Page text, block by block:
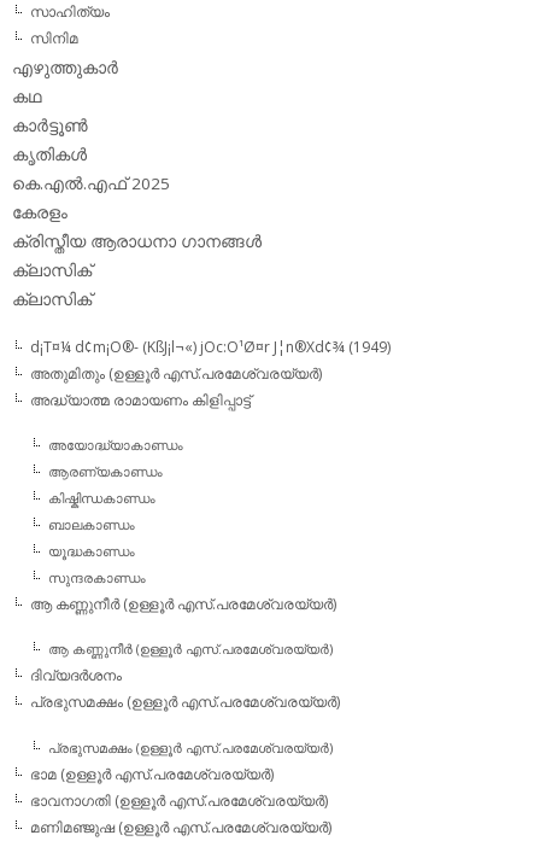
സാഹിത്യം
സിനിമ
എഴുത്തുകാര്‍
കഥ
കാര്‍ട്ടൂണ്‍
കൃതികള്‍
കെ.എല്‍.എഫ് 2025
കേരളം
ക്രിസ്തീയ ആരാധനാ ഗാനങ്ങള്‍
ക്ലാസിക്‌
ക്ലാസിക്
d¡T¤¼ d¢m¡O®- (KßJ¡l¬«) jOc:O¹Ø¤r J¦n®Xd¢¾ (1949)
അതുമിതും (ഉള്ളൂര്‍ എസ്.പരമേശ്വരയ്യര്‍)
അദ്ധ്യാത്മ രാമായണം കിളിപ്പാട്ട്‌
അയോദ്ധ്യാകാണ്ഡം
ആരണ്യകാണ്ഡം
കിഷ്കിന്ധകാണ്ഡം
ബാലകാണ്ഡം
യൂദ്ധകാണ്ഡം
സുന്ദരകാണ്ഡം
ആ കണ്ണുനീര്‍ (ഉള്ളൂര്‍ എസ്.പരമേശ്വരയ്യര്‍)
ആ കണ്ണുനീര്‍ (ഉള്ളൂര്‍ എസ്.പരമേശ്വരയ്യര്‍)
ദിവ്യദര്‍ശനം
പ്രഭുസമക്ഷം (ഉള്ളൂര്‍ എസ്.പരമേശ്വരയ്യര്‍)
പ്രഭുസമക്ഷം (ഉള്ളൂര്‍ എസ്.പരമേശ്വരയ്യര്‍)
ഭാമ (ഉള്ളൂര്‍ എസ്.പരമേശ്വരയ്യര്‍)
ഭാവനാഗതി (ഉള്ളൂര്‍ എസ്.പരമേശ്വരയ്യര്‍)
മണിമഞ്ജുഷ (ഉള്ളൂര്‍ എസ്.പരമേശ്വരയ്യര്‍)